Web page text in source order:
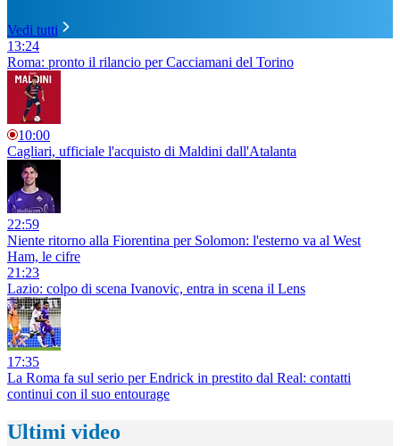
Vedi tutti
13:24
Roma: pronto il rilancio per Cacciamani del Torino
10:00
Cagliari, ufficiale l'acquisto di Maldini dall'Atalanta
22:59
Niente ritorno alla Fiorentina per Solomon: l'esterno va al West
Ham, le cifre
21:23
Lazio: colpo di scena Ivanovic, entra in scena il Lens
17:35
La Roma fa sul serio per Endrick in prestito dal Real: contatti
continui con il suo entourage
Ultimi video